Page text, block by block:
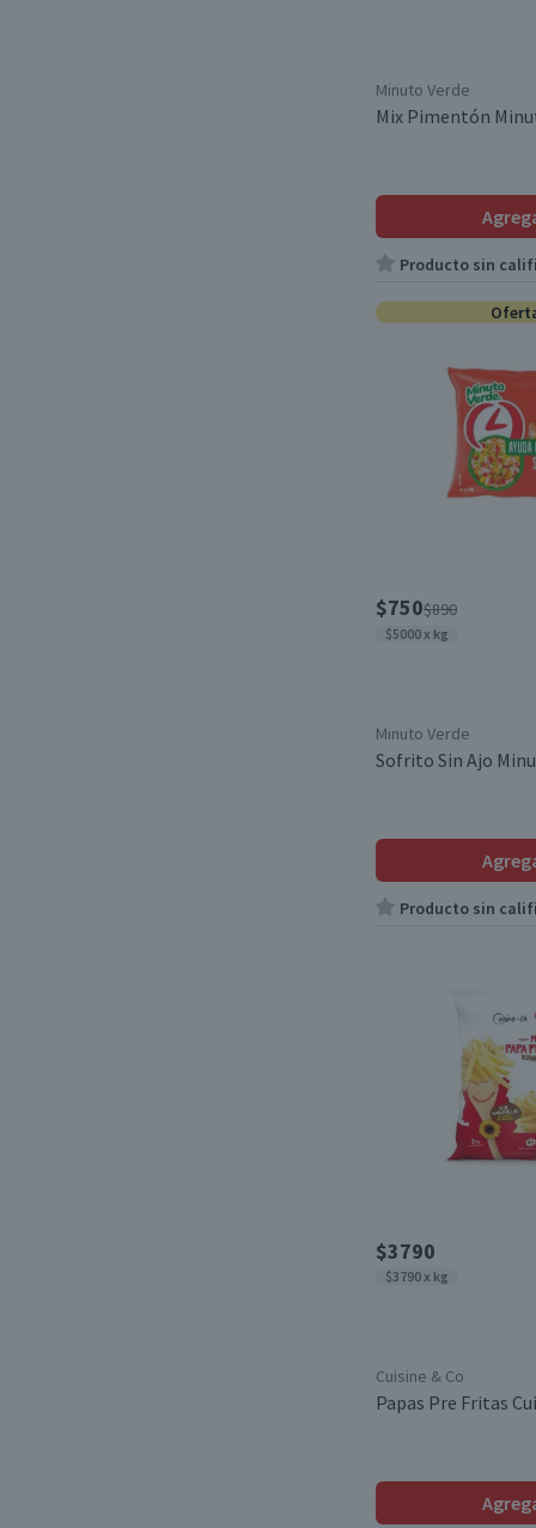
Minuto Verde
Mix Pimentón
Producto sin
$750$890
$5000 x kg
Minuto Verde
Sofrito Sin Ajo
Producto sin
$3790
$3790 x kg
Cuisine & Co
Papas Pre Fritas